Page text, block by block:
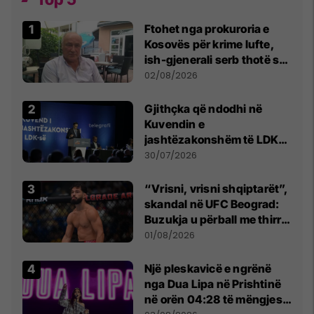
Ftohet nga prokuroria e
Kosovës për krime lufte,
ish-gjenerali serb thotë se
dikush e tradhtoi në
02/08/2026
Gjithçka që ndodhi në
Kuvendin e
jashtëzakonshëm të LDK-
së
30/07/2026
“Vrisni, vrisni shqiptarët”,
skandal në UFC Beograd:
Buzukja u përball me thirrje
anti-shqiptare nga
01/08/2026
Një pleskavicë e ngrënë
nga Dua Lipa në Prishtinë
në orën 04:28 të mëngjesit